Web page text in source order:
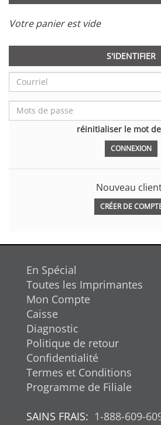
Votre panier est vide
S'IDENTIFIER
réinitialiser le mot
Nouveau
CRÉER DE
En Spécial
Toutes les Imprimantes
Mon Compte
Caisse
Diagnostic
Politique de retour
Confidentialité
Termes et Conditions
Programme de Filiale
SAINS FRAIS: 1-888-609-